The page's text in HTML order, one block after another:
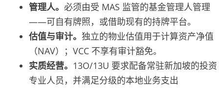
管理人。必须由受 MAS 监管的基金管理人管理
——可自有牌照，或借助现有的持牌平台。
估值与审计。 独立的物业估值用于计算资产净值
（NAV）；VCC 不享有审计豁免。
实质经营。 13O/13U 要求配备常驻新加坡的投资
专业人员，并满足分级的本地业务支出